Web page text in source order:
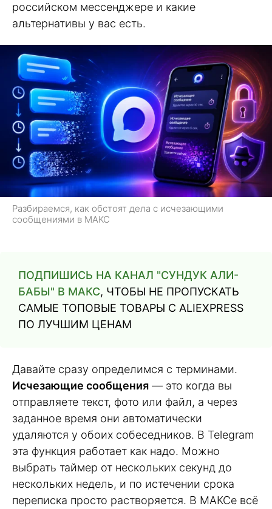
российском мессенджере и какие
альтернативы у вас есть.
Разбираемся, как обстоят дела с исчезающими
сообщениями в МАКС
ПОДПИШИСЬ НА КАНАЛ "СУНДУК АЛИ-
БАБЫ" В МАКС, ЧТОБЫ НЕ ПРОПУСКАТЬ
САМЫЕ ТОПОВЫЕ ТОВАРЫ С ALIEXPRESS
ПО ЛУЧШИМ ЦЕНАМ
Давайте сразу определимся с терминами.
Исчезающие сообщения — это когда вы
отправляете текст, фото или файл, а через
заданное время они автоматически
удаляются у обоих собеседников. В Telegram
эта функция работает как надо. Можно
выбрать таймер от нескольких секунд до
нескольких недель, и по истечении срока
переписка просто растворяется. В МАКСе всё